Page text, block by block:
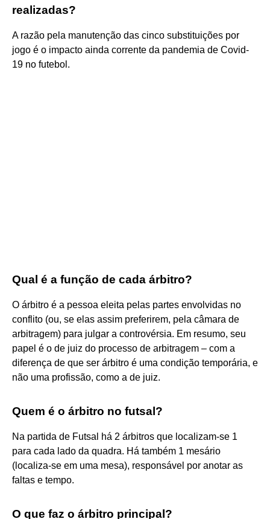
realizadas?
A razão pela manutenção das cinco substituições por
jogo é o impacto ainda corrente da pandemia de Covid-
19 no futebol.
Qual é a função de cada árbitro?
O árbitro é a pessoa eleita pelas partes envolvidas no
conflito (ou, se elas assim preferirem, pela câmara de
arbitragem) para julgar a controvérsia. Em resumo, seu
papel é o de juiz do processo de arbitragem – com a
diferença de que ser árbitro é uma condição temporária, e
não uma profissão, como a de juiz.
Quem é o árbitro no futsal?
Na partida de Futsal há 2 árbitros que localizam-se 1
para cada lado da quadra. Há também 1 mesário
(localiza-se em uma mesa), responsável por anotar as
faltas e tempo.
O que faz o árbitro principal?